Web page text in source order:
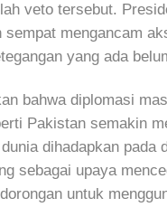
veto tersebut.
mengancam
yang ada
bahwa diplomasi
Pakistan semakin
dihadapkan pada
sebagai upaya
untuk